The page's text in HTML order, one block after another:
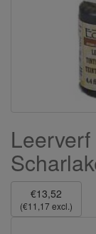
€13,52
(€11,17 excl.)